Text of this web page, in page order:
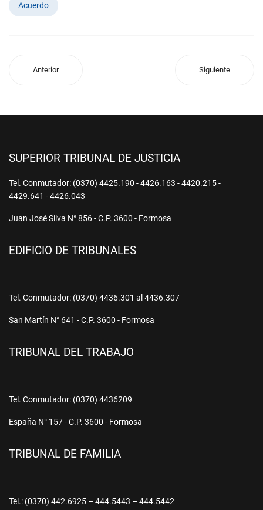
Acuerdo
Anterior Siguiente
SUPERIOR TRIBUNAL DE JUSTICIA
Tel. Conmutador: (0370) 4425.190 - 4426.163 - 4420.215 -
4429.641 - 4426.043
Juan José Silva N° 856 - C.P. 3600 - Formosa
EDIFICIO DE TRIBUNALES
Tel. Conmutador: (0370) 4436.301 al 4436.307
San Martín N° 641 - C.P. 3600 - Formosa
TRIBUNAL DEL TRABAJO
Tel. Conmutador: (0370) 4436209
España N° 157 - C.P. 3600 - Formosa
TRIBUNAL DE FAMILIA
Tel.: (0370) 442.6925 – 444.5443 – 444.5442